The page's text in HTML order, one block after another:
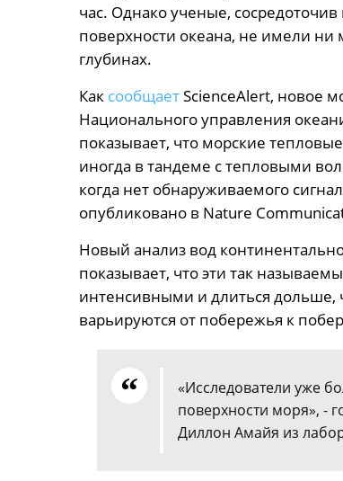
час. Однако ученые,
поверхности океана, не имели ни
глубинах.
Как сообщаетScienceAlert, новое
Национального управления
показывает, что морские
иногда в тандеме с тепловыми
когда нет обнаруживаемого
опубликовано в Nature
Новый анализ вод
показывает, что эти так
интенсивными и длиться дольше,
варьируются от побережья к
«Исследователи уже
поверхности моря», -
Диллон Амайя из